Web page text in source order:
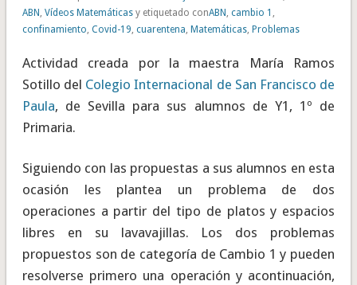
ABN , Vídeos Matemáticasy etiquetado conABN , cambio 1 ,
confinamiento, Covid-19, cuarentena, Matemáticas, Problemas
Actividad creada por la maestra María Ramos
Sotillo del Colegio Internacional de San Francisco de
Paula, de Sevilla para sus alumnos de Y1, 1º de
Primaria.
Siguiendo con las propuestas a sus alumnos en esta
ocasión les plantea un problema de dos
operaciones a partir del tipo de platos y espacios
libres en su lavavajillas. Los dos problemas
propuestos son de categoría de Cambio 1 y pueden
resolverse primero una operación y acontinuación,